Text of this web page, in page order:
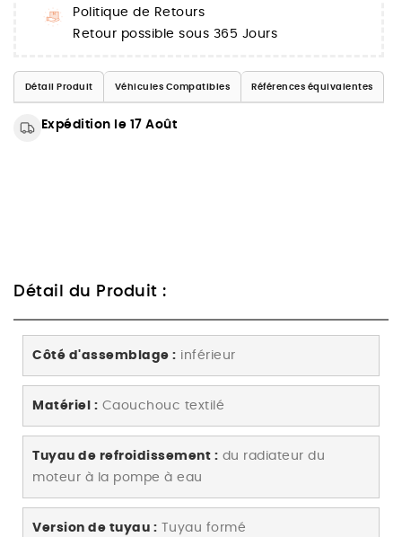
Politique de Retours
Retour possible sous 365 Jours
Détail Produit Véhicules Compatibles Références équivalentes
Expédition le 17 Août
Détail du Produit :
Côté d'assemblage : inférieur
Matériel : Caouchouc textilé
Tuyau de refroidissement : du radiateur du
moteur à la pompe à eau
Version de tuyau : Tuyau formé